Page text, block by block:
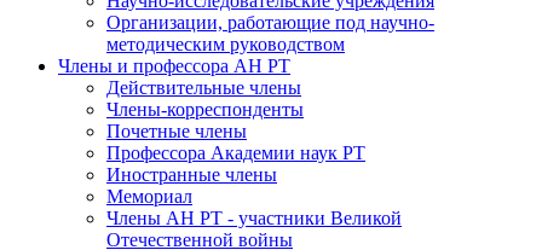
Организации, работающие под научно-
методическим руководством
Члены и профессора АН РТ
Действительные члены
Члены-корреспонденты
Почетные члены
Профессора Академии наук РТ
Иностранные члены
Мемориал
Члены АН РТ - участники Великой
Отечественной войны